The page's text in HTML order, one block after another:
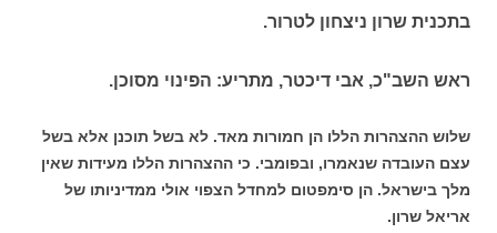
בתכנית שרון ניצחון לטרור.
ראש השב"כ, אבי דיכטר, מתריע: הפינוי מסוכן.
שלוש ההצהרות הללו הן חמורות מאד. לא בשל תוכנן אלא בשל
עצם העובדה שנאמרו, ובפומבי. כי ההצהרות הללו מעידות שאין
מלך בישראל. הן סימפטום למחדל הצפוי אולי ממדיניותו של
אריאל שרון.